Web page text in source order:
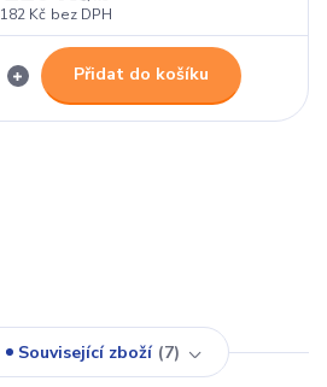
182 Kč bez DPH
Přidat do košíku
Související zboží 7